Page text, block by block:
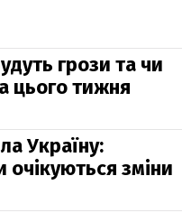
грози та чи
цього тижня
Україну:
очікуються зміни